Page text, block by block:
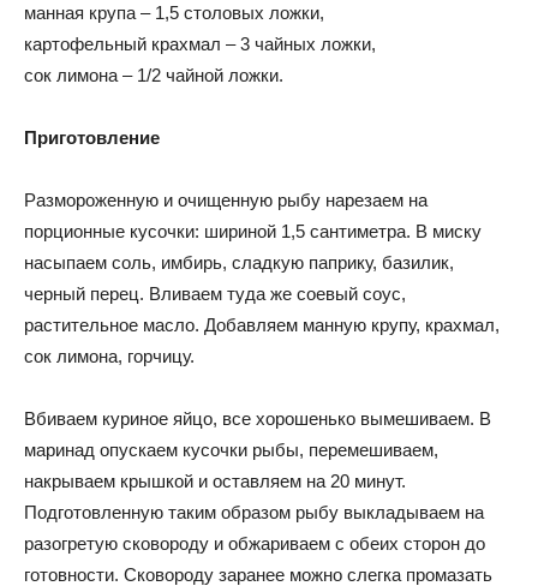
манная крупа – 1,5 столовых ложки,
картофельный крахмал – 3 чайных ложки,
сок лимона – 1/2 чайной ложки.
Приготовление
Размороженную и очищенную рыбу нарезаем на
порционные кусочки: шириной 1,5 сантиметра. В миску
насыпаем соль, имбирь, сладкую паприку, базилик,
черный перец. Вливаем туда же соевый соус,
растительное масло. Добавляем манную крупу, крахмал,
сок лимона, горчицу.
Вбиваем куриное яйцо, все хорошенько вымешиваем. В
маринад опускаем кусочки рыбы, перемешиваем,
накрываем крышкой и оставляем на 20 минут.
Подготовленную таким образом рыбу выкладываем на
разогретую сковороду и обжариваем с обеих сторон до
готовности. Сковороду заранее можно слегка промазать